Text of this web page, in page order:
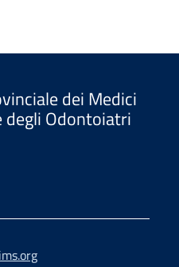
dei Medici
degli Odontoiatri